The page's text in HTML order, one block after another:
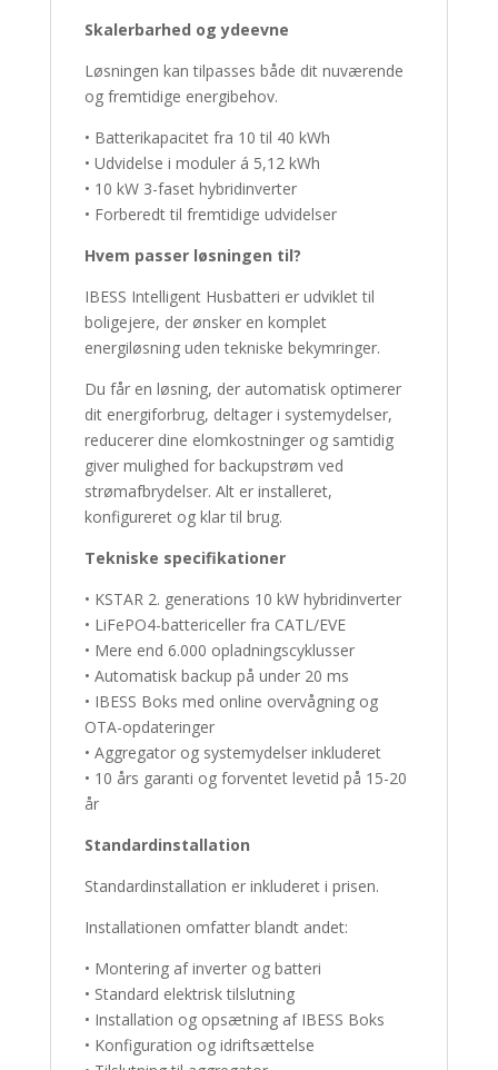
Skalerbarhed og ydeevne
Løsningen kan tilpasses både dit nuværende
og fremtidige energibehov.
• Batterikapacitet fra 10 til 40 kWh
• Udvidelse i moduler á 5,12 kWh
• 10 kW 3-faset hybridinverter
• Forberedt til fremtidige udvidelser
Hvem passer løsningen til?
IBESS Intelligent Husbatteri er udviklet til
boligejere, der ønsker en komplet
energiløsning uden tekniske bekymringer.
Du får en løsning, der automatisk optimerer
dit energiforbrug, deltager i systemydelser,
reducerer dine elomkostninger og samtidig
giver mulighed for backupstrøm ved
strømafbrydelser. Alt er installeret,
konfigureret og klar til brug.
Tekniske specifikationer
• KSTAR 2. generations 10 kW hybridinverter
• LiFePO4-battericeller fra CATL/EVE
• Mere end 6.000 opladningscyklusser
• Automatisk backup på under 20 ms
• IBESS Boks med online overvågning og
OTA-opdateringer
• Aggregator og systemydelser inkluderet
• 10 års garanti og forventet levetid på 15-20
år
Standardinstallation
Standardinstallation er inkluderet i prisen.
Installationen omfatter blandt andet:
• Montering af inverter og batteri
• Standard elektrisk tilslutning
• Installation og opsætning af IBESS Boks
• Konfiguration og idriftsættelse